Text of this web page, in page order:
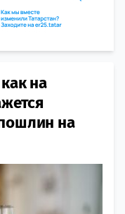
на
на